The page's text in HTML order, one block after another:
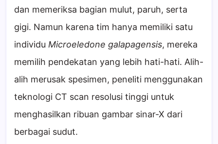
dan memeriksa bagian mulut, paruh, serta
gigi. Namun karena tim hanya memiliki satu
individu Microeledone galapagensis, mereka
memilih pendekatan yang lebih hati-hati. Alih-
alih merusak spesimen, peneliti menggunakan
teknologi CT scan resolusi tinggi untuk
menghasilkan ribuan gambar sinar-X dari
berbagai sudut.